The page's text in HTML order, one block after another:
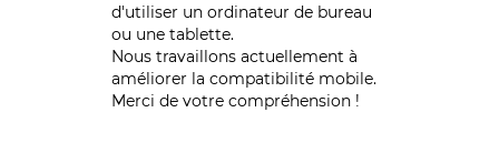
d'utiliser un ordinateur de bureau
ou une tablette.
Nous travaillons actuellement à
améliorer la compatibilité mobile.
Merci de votre compréhension !